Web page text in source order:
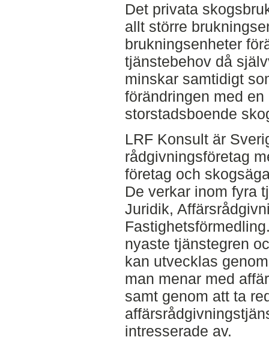
Det privata
allt större
brukningsenheter
tjänstebehov då
minskar samtidigt
förändringen med
storstadsboende
LRF Konsult är
rådgivningsföretag
företag och
De verkar inom fyra
Juridik,
nyaste tjänstegren
kan utvecklas
man menar med
samt genom att ta
intresserade av.